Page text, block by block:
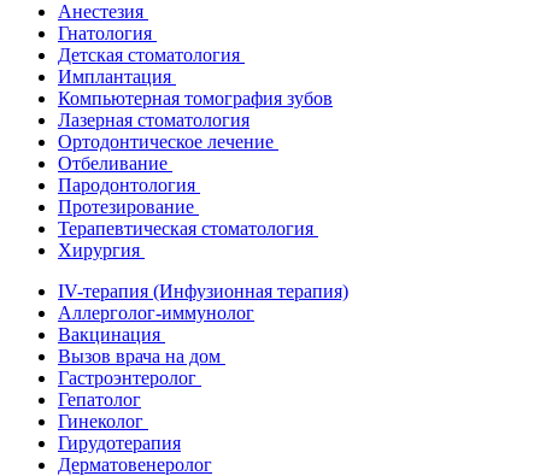
Анестезия
Гнатология
Детская стоматология
Имплантация
Компьютерная томография зубов
Лазерная стоматология
Ортодонтическое лечение
Отбеливание
Пародонтология
Протезирование
Терапевтическая стоматология
Хирургия
IV-терапия (Инфузионная терапия)
Аллерголог-иммунолог
Вакцинация
Вызов врача на дом
Гастроэнтеролог
Гепатолог
Гинеколог
Гирудотерапия
Дерматовенеролог